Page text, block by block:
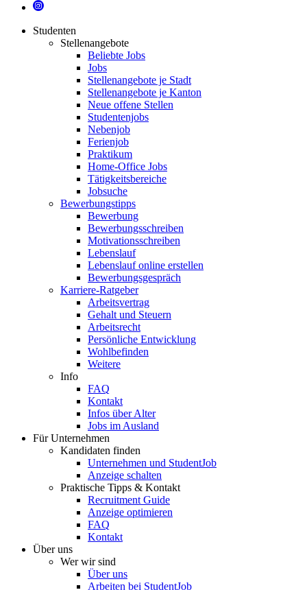
Studenten
Stellenangebote
Beliebte Jobs
Jobs
Stellenangebote je Stadt
Stellenangebote je Kanton
Neue offene Stellen
Studentenjobs
Nebenjob
Ferienjob
Praktikum
Home-Office Jobs
Tätigkeitsbereiche
Jobsuche
Bewerbungstipps
Bewerbung
Bewerbungsschreiben
Motivationsschreiben
Lebenslauf
Lebenslauf online erstellen
Bewerbungsgespräch
Karriere-Ratgeber
Arbeitsvertrag
Gehalt und Steuern
Arbeitsrecht
Persönliche Entwicklung
Wohlbefinden
Weitere
Info
FAQ
Kontakt
Infos über Alter
Jobs im Ausland
Für Unternehmen
Kandidaten finden
Unternehmen und StudentJob
Anzeige schalten
Praktische Tipps & Kontakt
Recruitment Guide
Anzeige optimieren
FAQ
Kontakt
Über uns
Wer wir sind
Über uns
Arbeiten bei StudentJob